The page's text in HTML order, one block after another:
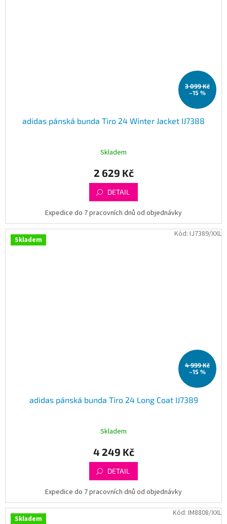
3 099 Kč
–15 %
adidas pánská bunda Tiro 24 Winter Jacket IJ7388
Skladem
2 629 Kč
DETAIL
Expedice do 7 pracovních dnů od objednávky
Skladem
4 999 Kč
–15 %
adidas pánská bunda Tiro 24 Long Coat IJ7389
Skladem
4 249 Kč
DETAIL
Expedice do 7 pracovních dnů od objednávky
Kód: IJ7389/XXL
Skladem
Kód: IM8808/XXL